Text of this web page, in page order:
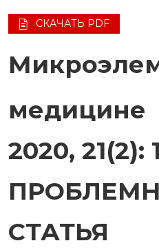
СКАЧАТЬ PDF
медицине
2020, 21(2):
СТАТЬЯ